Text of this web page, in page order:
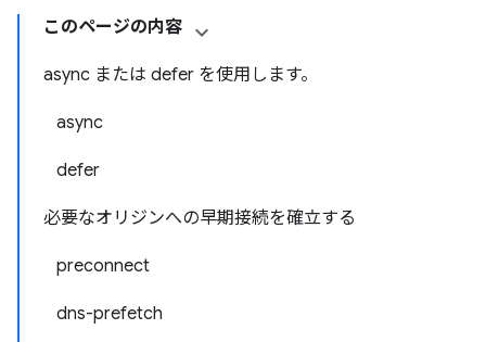
このページの内容
async または defer を使用します。
async
defer
必要なオリジンへの早期接続を確立する
preconnect
dns-prefetch